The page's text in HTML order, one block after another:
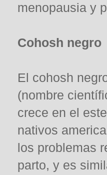
menopausia y
Cohosh negro
El cohosh
(nombre
crece en el
nativos
los problemas
parto, y es